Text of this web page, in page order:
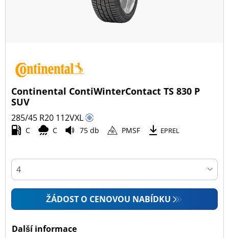
Continental ContiWinterContact TS 830 P
SUV
285/45 R20 112VXL
C C 75 db PMSF EPREL
ŽÁDOST O CENOVOU NABÍDKU
Další informace